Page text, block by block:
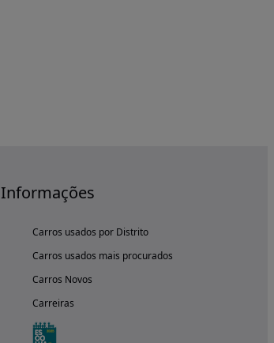
Informações
Carros usados por Distrito
Carros usados mais procurados
Carros Novos
Carreiras